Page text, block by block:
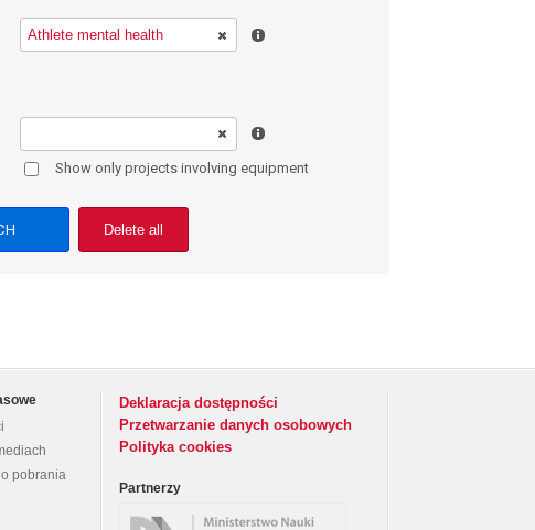
Show only projects involving equipment
Delete all
pobrania
Deklaracja dostępności
Przetwarzanie danych osobowych
Polityka cookies
Partnerzy